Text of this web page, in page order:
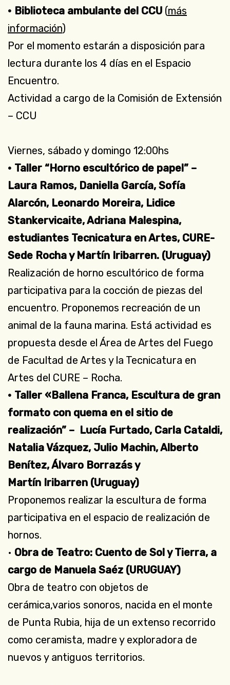
• Biblioteca ambulante del CCU (más
información)
Por el momento estarán a disposición para
lectura durante los 4 días en el Espacio
Encuentro.
Actividad a cargo de la Comisión de Extensión
– CCU
Viernes, sábado y domingo 12:00hs
• Taller “Horno escultórico de papel” –
Laura Ramos, Daniella García, Sofía
Alarcón, Leonardo Moreira, Lidice
Stankervicaite, Adriana Malespina,
estudiantes Tecnicatura en Artes, CURE-
Sede Rocha y Martín Iribarren. (Uruguay)
Realización de horno escultórico de forma
participativa para la cocción de piezas del
encuentro. Proponemos recreación de un
animal de la fauna marina. Está actividad es
propuesta desde el Área de Artes del Fuego
de Facultad de Artes y la Tecnicatura en
Artes del CURE – Rocha.
• Taller «Ballena Franca, Escultura de gran
formato con quema en el sitio de
realización” – Lucía Furtado, Carla Cataldi,
Natalia Vázquez, Julio Machin, Alberto
Benítez, Álvaro Borrazás y
Martín Iribarren (Uruguay)
Proponemos realizar la escultura de forma
participativa en el espacio de realización de
hornos.
• Obra de Teatro: Cuento de Sol y Tierra, a
cargo de Manuela Saéz (URUGUAY)
Obra de teatro con objetos de
cerámica,varios sonoros, nacida en el monte
de Punta Rubia, hija de un extenso recorrido
como ceramista, madre y exploradora de
nuevos y antiguos territorios.